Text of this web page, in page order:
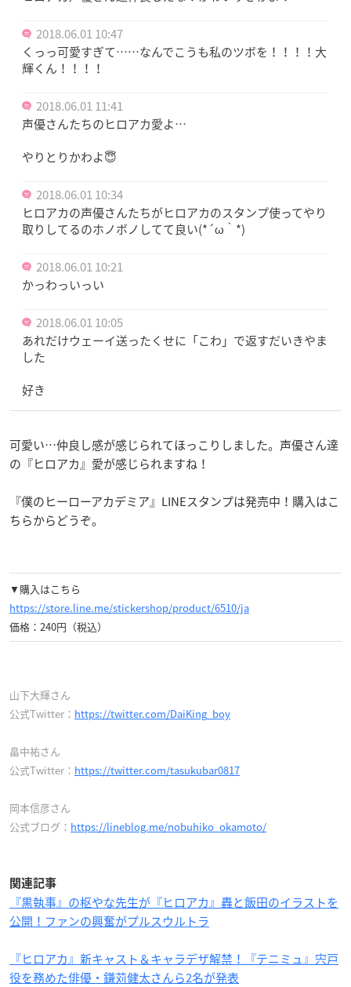
2018.06.01 10:47
くっっ可愛すぎて……なんでこうも私のツボを！！！！大
輝くん！！！！
2018.06.01 11:41
声優さんたちのヒロアカ愛よ…
やりとりかわよ😇
2018.06.01 10:34
ヒロアカの声優さんたちがヒロアカのスタンプ使ってやり
取りしてるのホノボノしてて良い(*´ω｀*)
2018.06.01 10:21
かっわっいっい
2018.06.01 10:05
あれだけウェーイ送ったくせに「こわ」で返すだいきやま
した
好き
可愛い…仲良し感が感じられてほっこりしました。声優さん達
の『ヒロアカ』愛が感じられますね！
『僕のヒーローアカデミア』LINEスタンプは発売中！購入はこ
ちらからどうぞ。
▼購入はこちら
https://store.line.me/stickershop/product/6510/ja
価格：240円（税込）
山下大輝さん
公式Twitter： https://twitter.com/DaiKing_boy
畠中祐さん
公式Twitter： https://twitter.com/tasukubar0817
岡本信彦さん
公式ブログ： https://lineblog.me/nobuhiko_okamoto/
関連記事
『黒執事』の枢やな先生が『ヒロアカ』轟と飯田のイラストを
公開！ファンの興奮がプルスウルトラ
『ヒロアカ』新キャスト＆キャラデザ解禁！『テニミュ』宍戸
役を務めた俳優・鎌苅健太さんら2名が発表